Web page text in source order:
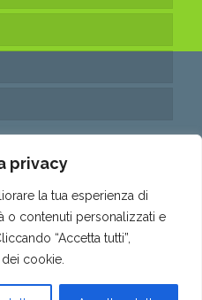
privacy
la tua esperienza di
o contenuti personalizzati e
“Accetta tutti”,
cookie.
• REA: SA- 288797 •